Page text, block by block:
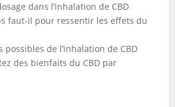
dans l’inhalation de CBD
faut-il pour ressentir les effets du
possibles de l’inhalation de CBD
des bienfaits du CBD par